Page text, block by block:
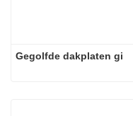
Gegolfde dakplaten gi